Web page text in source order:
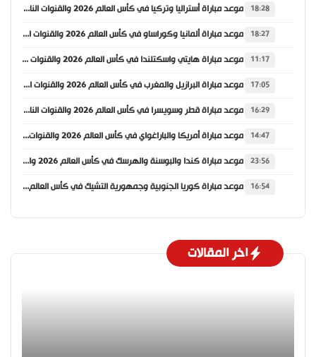
18:28 موعد مباراة أستراليا وتركيا في كأس العالم 2026 والقنوات الناقلة
18:27 موعد مباراة ألمانيا وكوراساو في كأس العالم 2026 والقنوات الناقلة
11:17 موعد مباراة هايتي واسكتلندا في كأس العالم 2026 والقنوات الناقلة
17:05 موعد مباراة البرازيل والمغرب في كأس العالم 2026 والقنوات الناقلة
16:29 موعد مباراة قطر وسويسرا في كأس العالم 2026 والقنوات الناقلة
14:47 موعد مباراة أمريكا والباراغواي في كأس العالم 2026 والقنوات الناقلة
23:56 موعد مباراة كندا والبوسنة والهرسك في كأس العالم 2026 والقنوات الناقلة
16:54 موعد مباراة كوريا الجنوبية وجمهورية التشيك في كأس العالم 2026 والقنوات الناقلة
اخر المقالات